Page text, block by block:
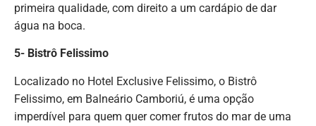
primeira qualidade, com direito a um cardápio de dar
água na boca.
5- Bistrô Felissimo
Localizado no Hotel Exclusive Felissimo, o Bistrô
Felissimo, em Balneário Camboriú, é uma opção
imperdível para quem quer comer frutos do mar de uma